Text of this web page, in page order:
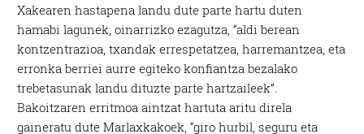
Xakearen hastapena landu dute parte hartu duten
hamabi lagunek, oinarrizko ezagutza, “aldi berean
kontzentrazioa, txandak errespetatzea, harremantzea, eta
erronka berriei aurre egiteko konfiantza bezalako
trebetasunak landu dituzte parte hartzaileek”.
Bakoitzaren erritmoa aintzat hartuta aritu direla
gaineratu dute Marlaxkakoek, “giro hurbil, seguru eta